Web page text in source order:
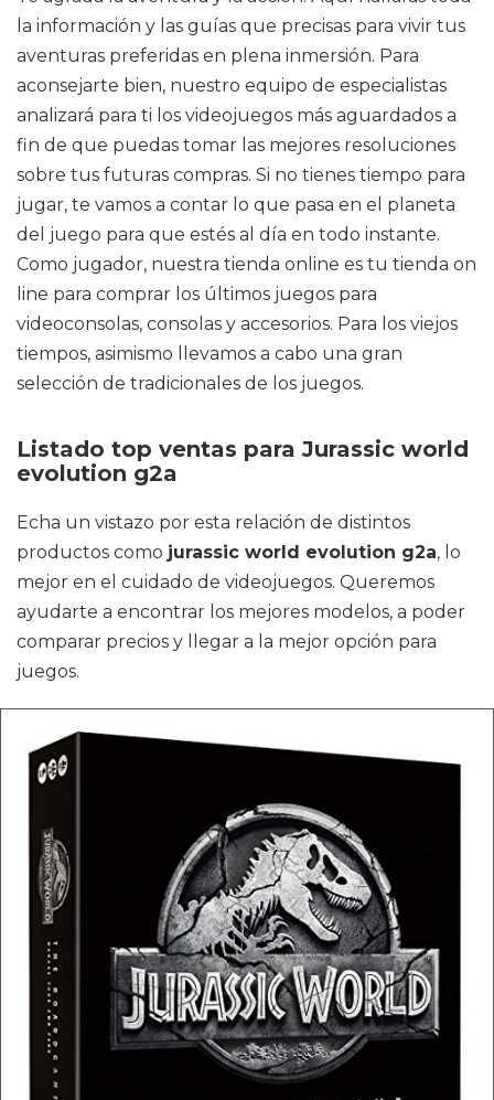
la información y las guías que precisas para vivir tus
aventuras preferidas en plena inmersión. Para
aconsejarte bien, nuestro equipo de especialistas
analizará para ti los videojuegos más aguardados a
fin de que puedas tomar las mejores resoluciones
sobre tus futuras compras. Si no tienes tiempo para
jugar, te vamos a contar lo que pasa en el planeta
del juego para que estés al día en todo instante.
Como jugador, nuestra tienda online es tu tienda on
line para comprar los últimos juegos para
videoconsolas, consolas y accesorios. Para los viejos
tiempos, asimismo llevamos a cabo una gran
selección de tradicionales de los juegos.
Listado top ventas para Jurassic world
evolution g2a
Echa un vistazo por esta relación de distintos
productos como jurassic world evolution g2a, lo
mejor en el cuidado de videojuegos. Queremos
ayudarte a encontrar los mejores modelos, a poder
comparar precios y llegar a la mejor opción para
juegos.